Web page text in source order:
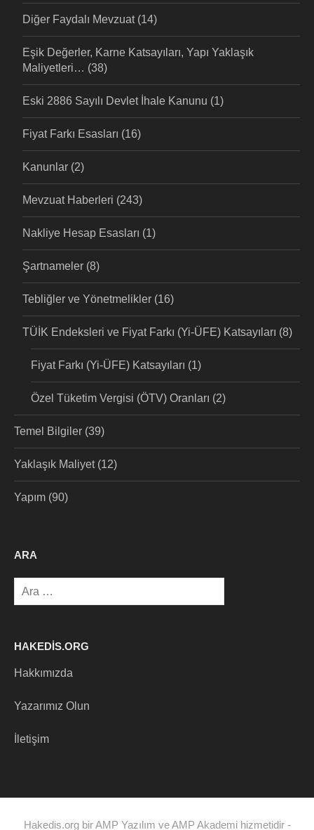
Diğer Faydalı Mevzuat(14)
Eşik Değerler, Karne Katsayıları, Yapı Yaklaşık
Maliyetleri… (38)
Eski 2886 Sayılı Devlet İhale Kanunu (1)
Fiyat Farkı Esasları (16)
Kanunlar (2)
Mevzuat Haberleri (243)
Nakliye Hesap Esasları (1)
Şartnameler (8)
Tebliğler ve Yönetmelikler (16)
TÜİK Endeksleri ve Fiyat Farkı (Yi-ÜFE) Katsayıları (8)
Fiyat Farkı (Yi-ÜFE) Katsayıları (1)
Özel Tüketim Vergisi (ÖTV) Oranları (2)
Temel Bilgiler (39)
Yaklaşık Maliyet(12)
Yapım (90)
ARA
Arama:
HAKEDIS.ORG
Hakkımızda
Yazarımız Olun
İletişim
Hakedis.org bir AMP Yazılım ve AMP Akademi hizmetidir -